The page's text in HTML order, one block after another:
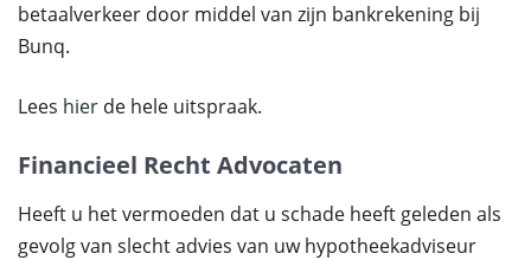
betaalverkeer door middel van zijn bankrekening bij
Bunq.
Lees hier de hele uitspraak.
Financieel Recht Advocaten
Heeft u het vermoeden dat u schade heeft geleden als
gevolg van slecht advies van uw hypotheekadviseur